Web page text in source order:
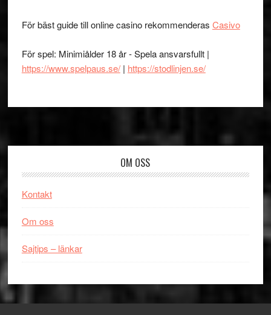
För bäst guide till online casino rekommenderas Casivo
För spel: Minimiålder 18 år - Spela ansvarsfullt |
https://www.spelpaus.se/| https://stodlinjen.se/
OM OSS
Kontakt
Om oss
Sajtips – länkar